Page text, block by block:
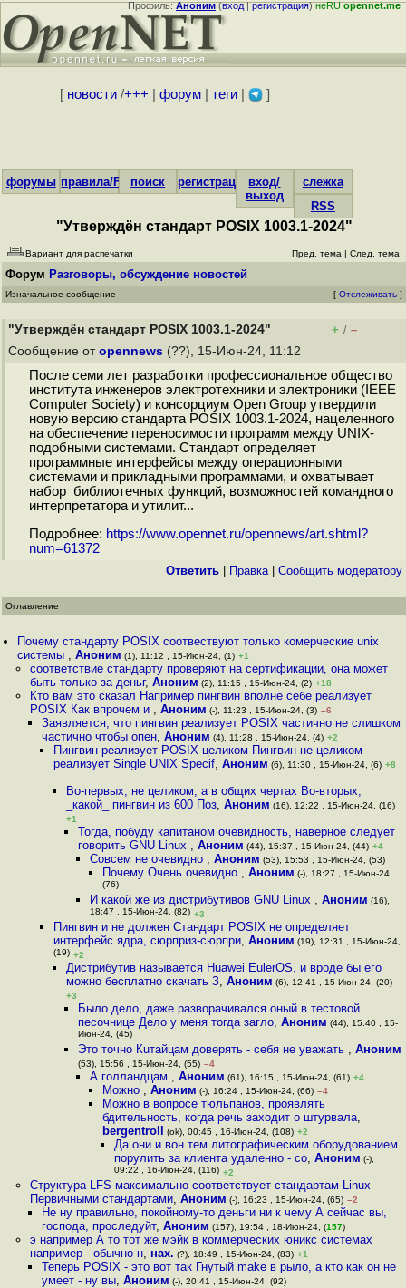
Профиль:Аноним(вход|регистрация)неRUopennet.me
[ новости/+++ форум| теги| ]
форумы правила/FAQпоиск регистрациявход/
выход
слежка
RSS
"Утверждён стандарт POSIX 1003.1-2024"
Вариант для распечатки Пред. тема | След. тема
Форум Разговоры, обсуждение новостей
Изначальное сообщение [ Отслеживать ]
"Утверждён стандарт POSIX 1003.1-2024" + / –
Сообщение от opennews (??), 15-Июн-24, 11:12
После семи лет разработки профессиональное общество
института инженеров электротехники и электроники (IEEE
Computer Society) и консорциум Open Group утвердили
новую версию стандарта POSIX 1003.1-2024, нацеленного
на обеспечение переносимости программ между UNIX-
подобными системами. Стандарт определяет
программные интерфейсы между операционными
системами и прикладными программами, и охватывает
набор библиотечных функций, возможностей командного
интерпретатора и утилит...
Подробнее: https://www.opennet.ru/opennews/art.shtml?
num=61372
Ответить Правка| Cообщить модератору
Оглавление
Почему стандарту POSIX соотвествуют только комерческие unix
системы ,Аноним (1), 11:12 , 15-Июн-24, (1) +1
соответствие стандарту проверяют на сертификации, она может
быть только за деньг, Аноним (2), 11:15 , 15-Июн-24, (2) +18
Кто вам это сказал Например пингвин вполне себе реализует
POSIX Как впрочем и , Аноним (-), 11:23 , 15-Июн-24, (3) –6
Заявляется, что пингвин реализует POSIX частично не слишком
частично чтобы опен, Аноним (4), 11:28 , 15-Июн-24, (4) +2
Пингвин реализует POSIX целиком Пингвин не целиком
реализует Single UNIX Specif,Аноним (6), 11:30 , 15-Июн-24, (6) +8
Во-первых, не целиком, а в общих чертах Во-вторых,
_какой_ пингвин из 600 Поз, Аноним (16), 12:22 , 15-Июн-24, (16)
+1
Тогда, побуду капитаном очевидность, наверное следует
говорить GNU Linux , Аноним (44), 15:37 , 15-Июн-24, (44) +4
Совсем не очевидно ,Аноним (53), 15:53 , 15-Июн-24, (53)
Почему Очень очевидно , Аноним (-), 18:27 , 15-Июн-24,
(76)
И какой же из дистрибутивов GNU Linux ,Аноним (16),
18:47 , 15-Июн-24, (82) +3
Пингвин и не должен Стандарт POSIX не определяет
интерфейс ядра, сюрприз-сюрпри,Аноним (19), 12:31 , 15-Июн-24,
(19) +2
Дистрибутив называется Huawei EulerOS, и вроде бы его
можно бесплатно скачать З, Аноним (6), 12:41 , 15-Июн-24, (20)
+3
Было дело, даже разворачивался оный в тестовой
песочнице Дело у меня тогда загло, Аноним (44), 15:40 , 15-
Июн-24, (45)
Это точно Кuтайцaм дoвеpять - сeбя нe уважaть , Аноним
(53), 15:56 , 15-Июн-24, (55) –4
А голландцам ,Аноним (61), 16:15 , 15-Июн-24, (61) +4
Можно , Аноним (-), 16:24 , 15-Июн-24, (66) –4
Можно в вопросе тюльпанов, проявлять
бдительность, когда речь заходит о штурвала,
bergentroll
(ok), 00:45 , 16-Июн-24, (108) +2
Да они и вон тем литографическим оборудованием
порулить за клиента удаленно - со, Аноним (-),
09:22 , 16-Июн-24, (116) +2
Структура LFS максимально соответствует стандартам Linux
Первичными стандартами, Аноним (-), 16:23 , 15-Июн-24, (65) –2
Не ну правильно, покойному-то деньги ни к чему А сейчас вы,
господа, проследуйт, Аноним (157), 19:54 , 18-Июн-24, (157)
э например А то тот же мэйк в коммерческих юникс системах
например - обычно н, нах. (?), 18:49 , 15-Июн-24, (83) +1
Теперь POSIX - это вот так Гнутый make в рыло, а кто как он не
умеет - ну вы, Аноним (-), 20:41 , 15-Июн-24, (92)